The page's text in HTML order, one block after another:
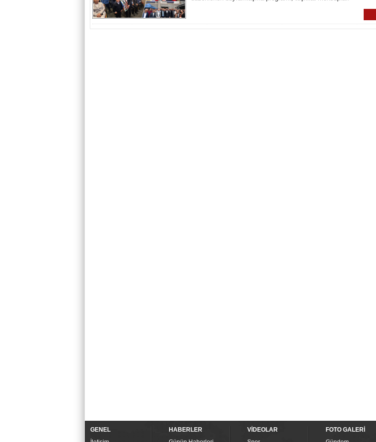
GENEL
HABERLER
VİDEOLAR
FOTO GALERİ